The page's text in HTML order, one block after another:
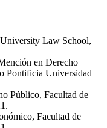
Law School,
en Derecho
Pontificia Universidad
Público, Facultad de
Facultad de